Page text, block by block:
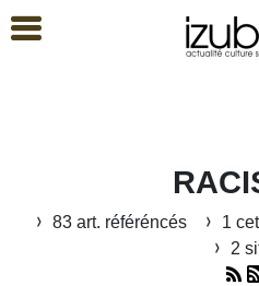
83 art. référéncés 1
2